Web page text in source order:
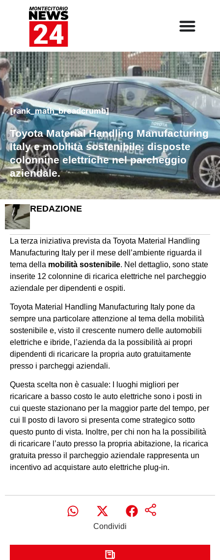
[rank_math_breadcrumb]
Toyota Material Handling Manufacturing
Italy e mobilità sostenibile: disposte
colonnine elettriche nel parcheggio
aziendale.
REDAZIONE
La terza iniziativa prevista da Toyota Material Handling
Manufacturing Italy per il mese dell’ambiente riguarda il
tema della mobilità sostenibile . Nel dettaglio, sono state
inserite 12 colonnine di ricarica elettriche nel parcheggio
aziendale per dipendenti e ospiti.
Toyota Material Handling Manufacturing Italy pone da
sempre una particolare attenzione al tema della mobilità
sostenibile e, visto il crescente numero delle automobili
elettriche e ibride, l’azienda da la possibilità ai propri
dipendenti di ricaricare la propria auto gratuitamente
presso i parcheggi aziendali.
Questa scelta non è casuale: I luoghi migliori per
ricaricare a basso costo le auto elettriche sono i posti in
cui queste stazionano per la maggior parte del tempo, per
cui Il posto di lavoro si presenta come strategico sotto
questo punto di vista. Inoltre, per chi non ha la possibilità
di ricaricare l’auto presso la propria abitazione, la ricarica
gratuita presso il parcheggio aziendale rappresenta un
incentivo ad acquistare auto elettriche plug-in.
Condividi